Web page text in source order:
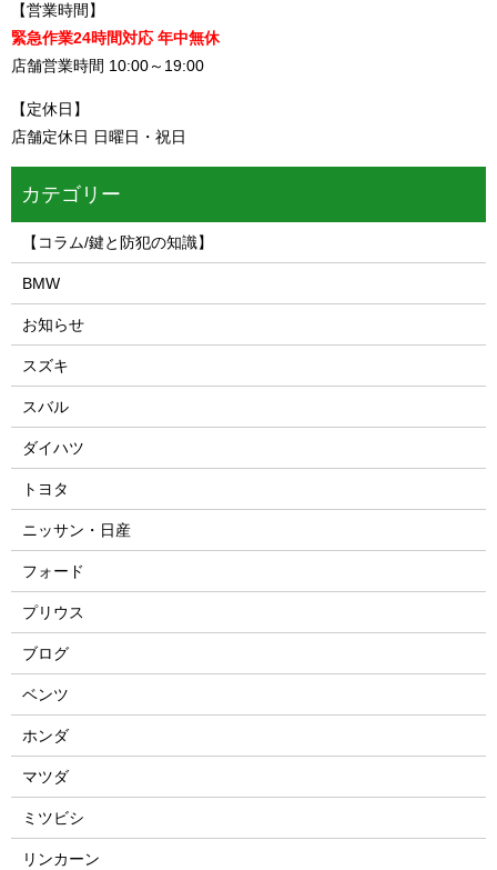
【営業時間】
緊急作業24時間対応 年中無休
店舗営業時間 10:00～19:00
【定休日】
店舗定休日 日曜日・祝日
カテゴリー
【コラム/鍵と防犯の知識】
BMW
お知らせ
スズキ
スバル
ダイハツ
トヨタ
ニッサン・日産
フォード
プリウス
ブログ
ベンツ
ホンダ
マツダ
ミツビシ
リンカーン